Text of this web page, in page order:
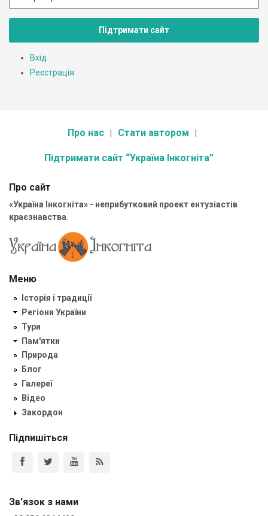
Підтримати сайт
Вхід
Реєстрація
Про нас Стати автором
Підтримати сайт “Україна Інкогніта”
Про сайт
«Україна Інкогніта» - неприбутковий проект ентузіастів
краєзнавства.
Меню
Історія і традиції
Регіони України
Тури
Пам'ятки
Природа
Блог
Галереї
Відео
Закордон
Підпишіться
Зв'язок з нами